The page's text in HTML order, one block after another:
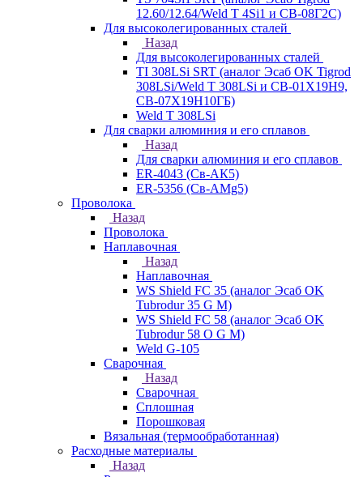
12.60/12.64/Weld T 4Si1 и СВ-08Г2С)
Для высоколегированных сталей
Назад
Для высоколегированных сталей
TI 308LSi SRT (аналог Эсаб OK Tigrod
308LSi/Weld T 308LSi и СВ-01Х19Н9,
СВ-07Х19Н10ГБ)
Weld T 308LSi
Для сварки алюминия и его сплавов
Назад
Для сварки алюминия и его сплавов
ER-4043 (Св-АК5)
ER-5356 (Св-АМg5)
Проволока
Назад
Проволока
Наплавочная
Назад
Наплавочная
WS Shield FC 35 (аналог Эсаб OK
Tubrodur 35 G M)
WS Shield FC 58 (аналог Эсаб OK
Tubrodur 58 O G M)
Weld G-105
Сварочная
Назад
Сварочная
Сплошная
Порошковая
Вязальная (термообработанная)
Расходные материалы
Назад